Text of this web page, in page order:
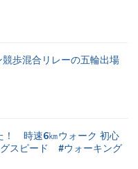
歩混合リレーの五輪出場
！ 時速6㎞ウォーク 初心
スピード #ウォーキング